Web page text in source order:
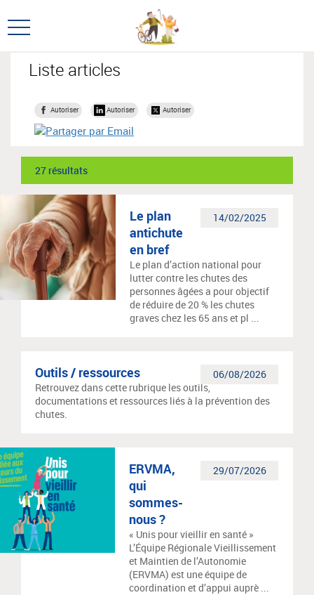
au
menu
au
contenu
Ouvrir
menu
principal
Liste articles
Autoriser Autoriser Autoriser
27 résultats
14/02/2025
Le plan
antichute
en bref
Le plan d’action national pour
lutter contre les chutes des
personnes âgées a pour objectif
de réduire de 20 % les chutes
graves chez les 65 ans et pl ...
06/08/2026
Outils / ressources
Retrouvez dans cette rubrique les outils,
documentations et ressources liés à la prévention des
chutes.
29/07/2026
ERVMA,
qui
sommes-
nous ?
« Unis pour vieillir en santé »
L’Équipe Régionale Vieillissement
et Maintien de l’Autonomie
(ERVMA) est une équipe de
coordination et d’appui auprè ...